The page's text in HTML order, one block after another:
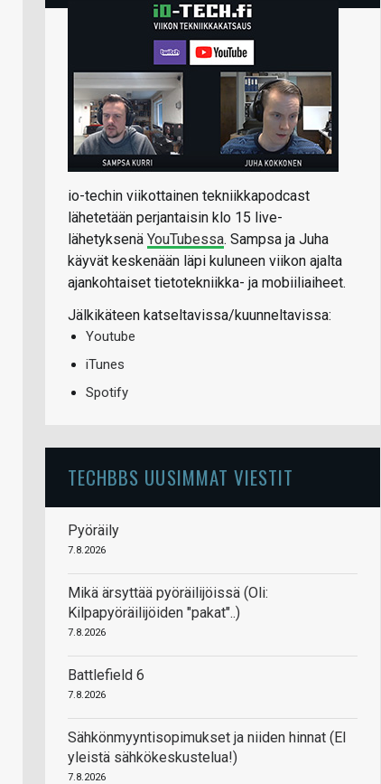
io-techin viikottainen tekniikkapodcast
lähetetään perjantaisin klo 15 live-
lähetyksenä YouTubessa. Sampsa ja Juha
käyvät keskenään läpi kuluneen viikon ajalta
ajankohtaiset tietotekniikka- ja mobiiliaiheet.
Jälkikäteen katseltavissa/kuunneltavissa:
Youtube
iTunes
Spotify
TECHBBS UUSIMMAT VIESTIT
Pyöräily
7.8.2026
Mikä ärsyttää pyöräilijöissä (Oli:
Kilpapyöräilijöiden "pakat"..)
7.8.2026
Battlefield 6
7.8.2026
Sähkönmyyntisopimukset ja niiden hinnat (EI
yleistä sähkökeskustelua!)
7.8.2026